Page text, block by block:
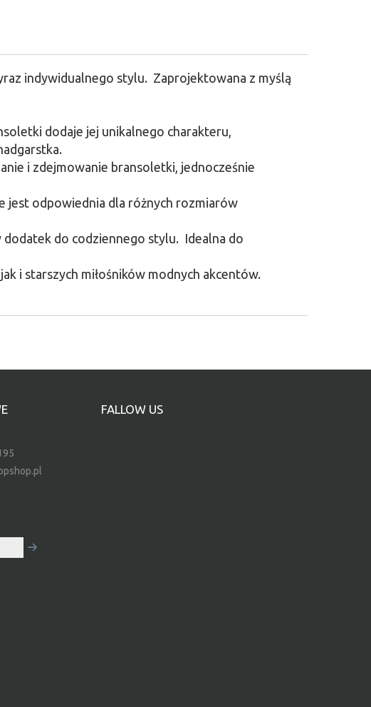
indywidualnego stylu. Zaprojektowana z myślą
dodaje jej unikalnego charakteru,
i zdejmowanie bransoletki, jednocześnie
jest odpowiednia dla różnych rozmiarów
do codziennego stylu. Idealna do
i starszych miłośników modnych akcentów.
FALLOW US